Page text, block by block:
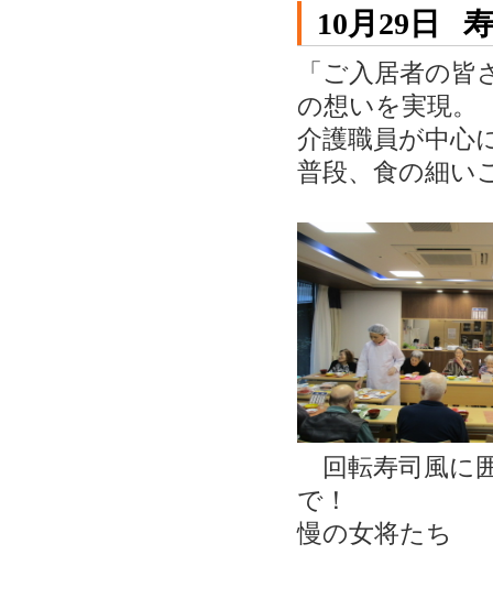
10月29日
「ご入居者の
の想いを実現。
介護職員が中心
普段、食の細い
回転寿司風に
で
慢の女将たち